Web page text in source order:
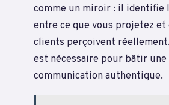
comme un miroir : il identifie
entre ce que vous projetez et
clients perçoivent
est nécessaire pour bâtir une
communication authentique.